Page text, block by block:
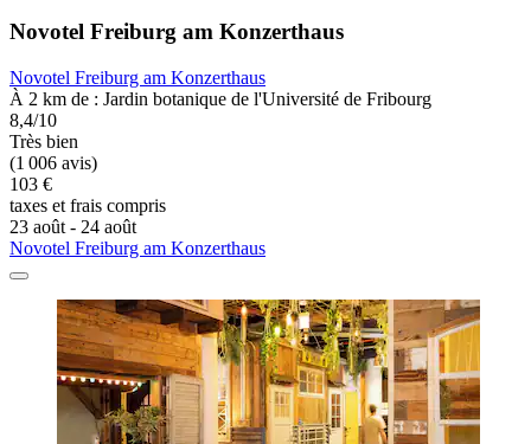
Novotel Freiburg am Konzerthaus
Novotel Freiburg am Konzerthaus
À 2 km de : Jardin botanique de l'Université de Fribourg
8,4/10
Très bien
(1 006 avis)
103 €
taxes et frais compris
23 août - 24 août
Novotel Freiburg am Konzerthaus